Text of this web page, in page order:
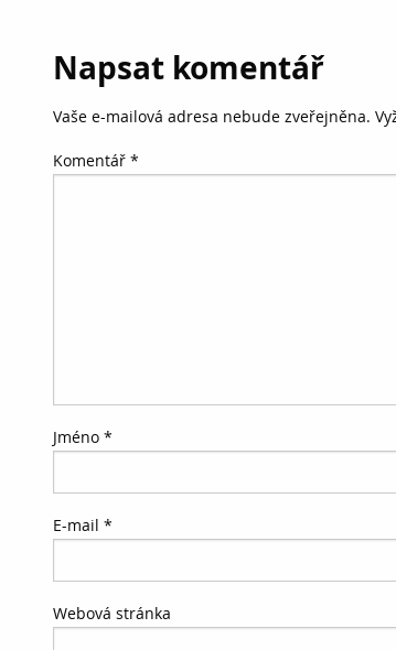
Napsat komentář
Vaše e-mailová adresa nebude zveřejněna.
Komentář *
Jméno *
E-mail *
Webová stránka